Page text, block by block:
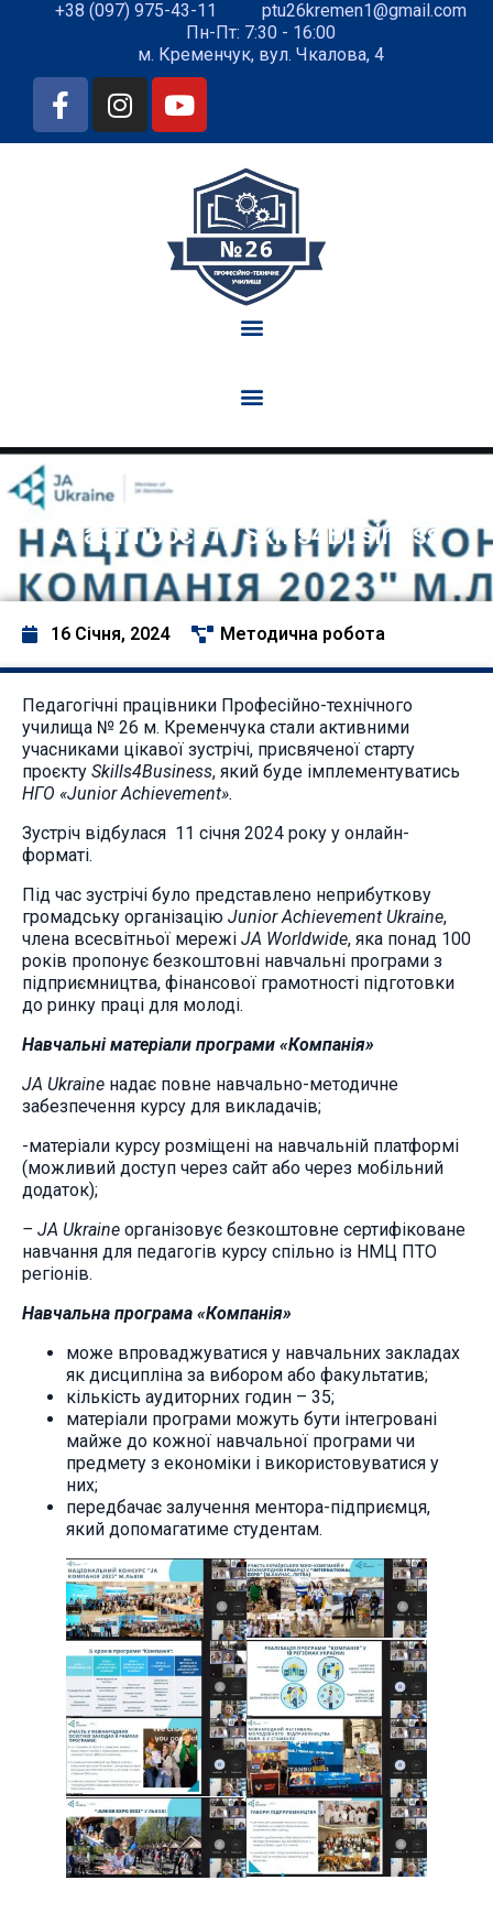
+38 (097) 975-43-11
ptu26kremen1@gmail.com
Пн-Пт: 7:30 - 16:00
м. Кременчук, вул. Чкалова, 4
Старт проєкту Skills4Business
16 Січня, 2024 Методична робота
Педагогічні працівники Професійно-технічного
училища № 26 м. Кременчука стали активними
учасниками цікавої зустрічі, присвяченої старту
проєкту Skills4Business, який буде імплементуватись
НГО «Junior Achievement».
Зустріч відбулася 11 січня 2024 року у онлайн-
форматі.
Під час зустрічі було представлено неприбуткову
громадську організацію Junior Achievement Ukraine,
члена всесвітньої мережі JA Worldwide, яка понад 100
років пропонує безкоштовні навчальні програми з
підприємництва, фінансової грамотності підготовки
до ринку праці для молоді.
Навчальні матеріали програми «Компанія»
JA Ukraine надає повне навчально-методичне
забезпечення курсу для викладачів;
-матеріали курсу розміщені на навчальній платформі
(можливий доступ через сайт або через мобільний
додаток);
– JA Ukraine організовує безкоштовне сертифіковане
навчання для педагогів курсу спільно із НМЦ ПТО
регіонів.
Навчальна програма «Компанія»
може впроваджуватися у навчальних закладах
як дисципліна за вибором або факультатив;
кількість аудиторних годин – 35;
матеріали програми можуть бути інтегровані
майже до кожної навчальної програми чи
предмету з економіки і використовуватися у
них;
передбачає залучення ментора-підприємця,
який допомагатиме студентам.